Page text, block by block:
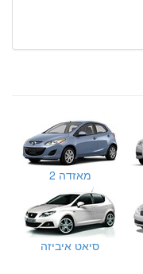
מאזדה 2
סיאט איביזה